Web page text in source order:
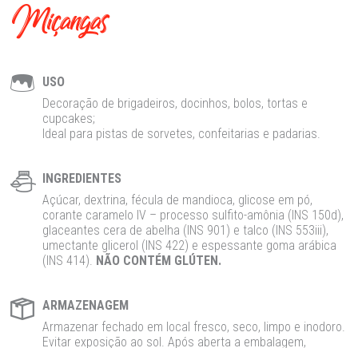
Miçangas
USO
Decoração de brigadeiros, docinhos, bolos, tortas e
cupcakes;
Ideal para pistas de sorvetes, confeitarias e padarias.
INGREDIENTES
Açúcar, dextrina, fécula de mandioca, glicose em pó,
corante caramelo IV – processo sulfito-amônia (INS 150d),
glaceantes cera de abelha (INS 901) e talco (INS 553iii),
umectante glicerol (INS 422) e espessante goma arábica
(INS 414). NÃO CONTÉM GLÚTEN.
ARMAZENAGEM
Armazenar fechado em local fresco, seco, limpo e inodoro.
Evitar exposição ao sol. Após aberta a embalagem,